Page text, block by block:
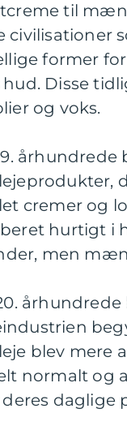
til
civilisationer
former
hud. Disse
og voks.
cremer og
hurtigt i
men
blev mere
normalt og
daglige